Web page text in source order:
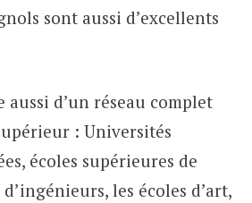
sont aussi d’excellents
aussi d’un réseau complet
: Universités
écoles supérieures de
les écoles d’art,